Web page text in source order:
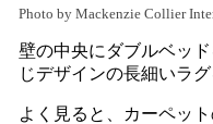
Photo by Mackenzie Collier
壁の中央にダブルベッ
じデザインの長細いラグ
よく見ると、カーペッ